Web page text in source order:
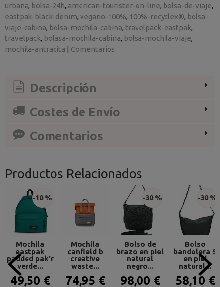
urbana bolsa-24h american-tourister-on-line bolsa-de-viaje
eastpak-black-denim vegano-100% 100%-recyclex® bolsa-
viaje-cabina bolsa-mochila-cabina travelpack-eastpak
travelpack bolasa-mochila-cabina bolsa-mochila-viaje
mochila-antracita | Comentarios
Descripción
Costes de Envío
Comentarios
Productos Relacionados
-10 %
Mochila
eastpak
padded pak'r
verde...
49,50 €
Mochila
canfield b
creative
waste...
74,95 €
-30 %
Bolso de
brazo en piel
natural
negro...
98,00 €
-30 %
Bolso
bandolera S
en piel
natural...
58,10 €